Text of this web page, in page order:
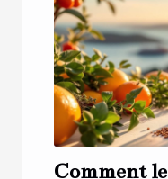
Comment